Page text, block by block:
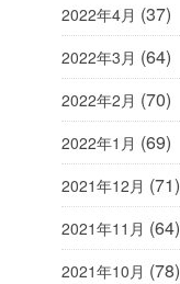
2022年4月 (37)
2022年3月 (64)
2022年2月 (70)
2022年1月 (69)
2021年12月 (71)
2021年11月 (64)
2021年10月 (78)